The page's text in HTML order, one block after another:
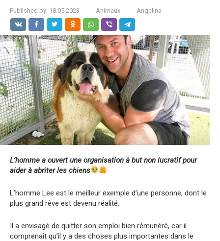
Published by: 18.05.2023 Animaux Angelina
L’homme a ouvert une organisation à but non lucratif pour
aider à abriter les chiens
L’homme Lee est le meilleur exemple d’une personne, dont le
plus grand rêve est devenu réalité.
Il a envisagé de quitter son emploi bien rémunéré, car il
comprenait qu’il y a des choses plus importantes dans le